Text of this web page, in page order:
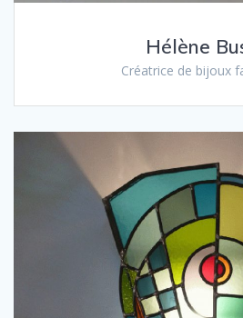
Hélène
Créatrice de bijoux